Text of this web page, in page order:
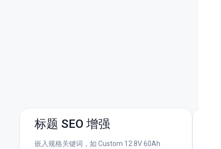
标题 SEO 增强
嵌入规格关键词，如 Custom 12.8V 60Ah